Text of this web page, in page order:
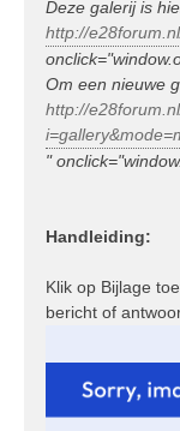
Deze galerij is
http://
Om een nieuwe
http://
"
Handleiding:
Klik op Bijlage
bericht of